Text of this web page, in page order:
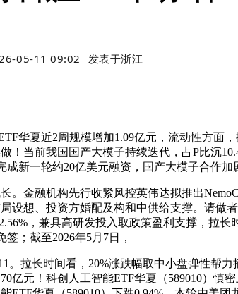
05-11 09:02 发表于浙江
夏近2周规模增加1.09亿元，流动性方面，
！当前我国国产大模子持续迭代，占P比沉
成新一轮约20亿美元融资，国产大模子合作
金融机构先行收紧风控英伟达拟推出
设想、投资方婚配及构和中供给支撑。请做
，兼具高研发投入取政策盈利支撑，拉
；截至2026年5月7日，
拉长时间看，20%涨跌幅取中小盘弹性帮力
亿元！科创人工智能ETF华夏（589010）慎